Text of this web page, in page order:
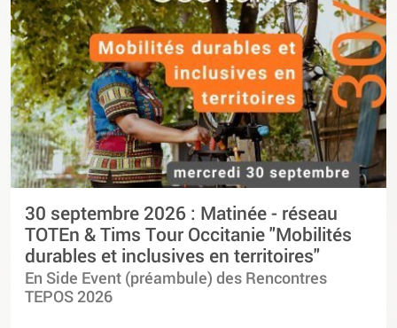
30 septembre 2026 : Matinée - réseau
TOTEn & Tims Tour Occitanie "Mobilités
durables et inclusives en territoires"
En Side Event (préambule) des Rencontres
TEPOS 2026